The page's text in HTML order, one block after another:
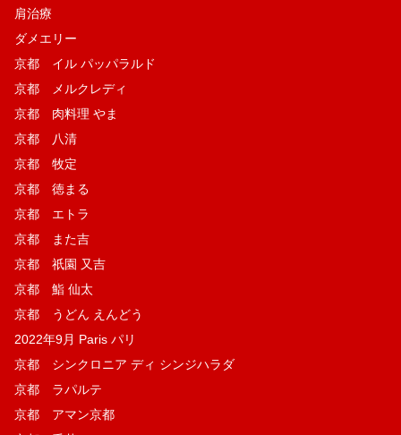
肩治療
ダメエリー
京都 イル パッパラルド
京都 メルクレディ
京都 肉料理 やま
京都 八清
京都 牧定
京都 徳まる
京都 エトラ
京都 また吉
京都 祇園 又吉
京都 鮨 仙太
京都 うどん えんどう
2022年9月 Paris パリ
京都 シンクロニア ディ シンジハラダ
京都 ラパルテ
京都 アマン京都